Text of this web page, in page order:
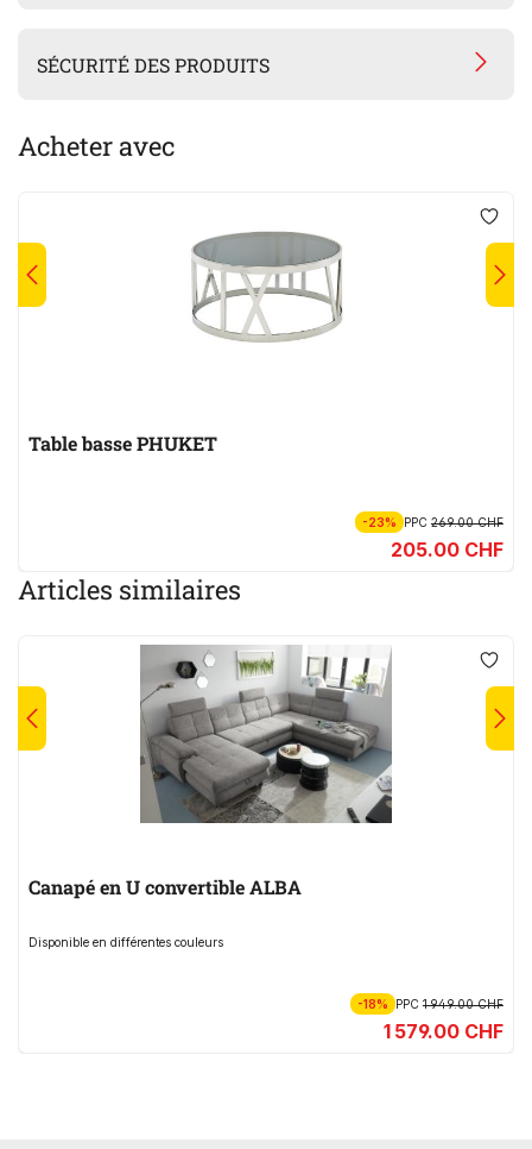
SÉCURITÉ DES PRODUITS
Acheter avec
Table basse PHUKET
-23% PPC269.00 CHF
205.00 CHF
Articles similaires
Canapé en U convertible ALBA
Disponible en différentes couleurs
-18% PPC1 949.00 CHF
1 579.00 CHF